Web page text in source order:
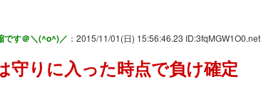
です＠＼(^o^)／ ：2015/11/01(日) 15:56:46.23 ID:3fqMGW1O0.net
守りに入った時点で負け確定